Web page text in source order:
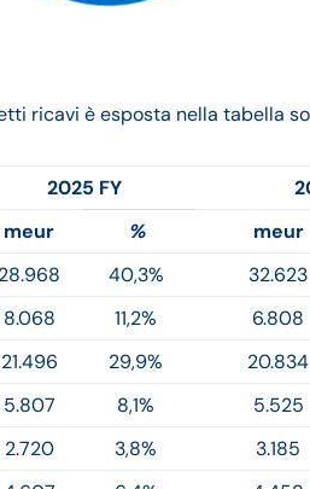
ricavi è esposta nella tabella
2025 FY
meur
% meur
28.968 40,3% 32.623
8.068 11,2% 6.808
21.496 29,9% 20.834
5.807 8,1% 5.525
2.720 3,8% 3.185